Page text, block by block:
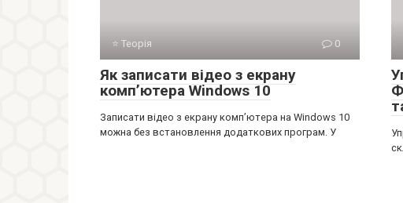
⭐ Теорія 0
Як записати відео з екрану
комп’ютера Windows 10
Записати відео з екрану комп’ютера на Windows 10
можна без встановлення додаткових програм. У